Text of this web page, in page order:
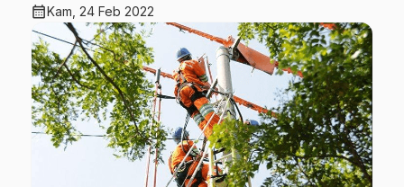
calendar_monthKam, 24 Feb 2022